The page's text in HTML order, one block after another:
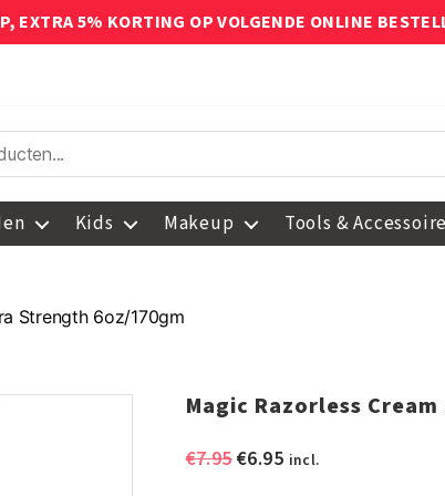
EXTRA 5% KORTING OP VOLGENDE ONLINE
Kids Makeup Tools &
Strength 6oz/170gm
Magic Razorless
€7.95Oorspronkelijke
€6.95Huidige
incl.